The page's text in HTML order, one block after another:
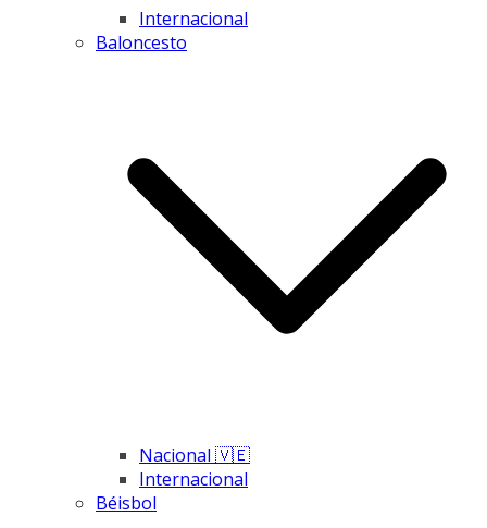
Internacional
Baloncesto
Nacional 🇻🇪
Internacional
Béisbol